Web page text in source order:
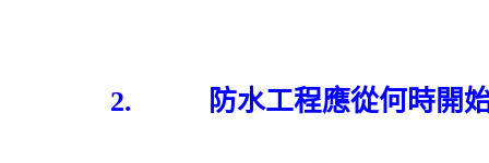
2. 防水工程應從何時開